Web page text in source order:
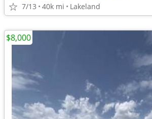
7/13 40k mi Lakeland
$8,000